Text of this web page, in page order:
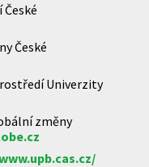
České
Univerzity
změny